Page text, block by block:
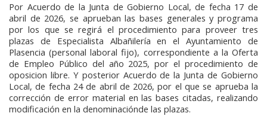
Por Acuerdo de la Junta de Gobierno Local, de fecha 17 de
abril de 2026, se aprueban las bases generales y programa
por los que se regirá el procedimiento para proveer tres
plazas de Especialista Albañilería en el Ayuntamiento de
Plasencia (personal laboral fijo), correspondiente a la Oferta
de Empleo Público del año 2025, por el procedimiento de
oposicion libre. Y posterior Acuerdo de la Junta de Gobierno
Local, de fecha 24 de abril de 2026, por el que se aprueba la
corrección de error material en las bases citadas, realizando
modificación en la denominaciónde las plazas.